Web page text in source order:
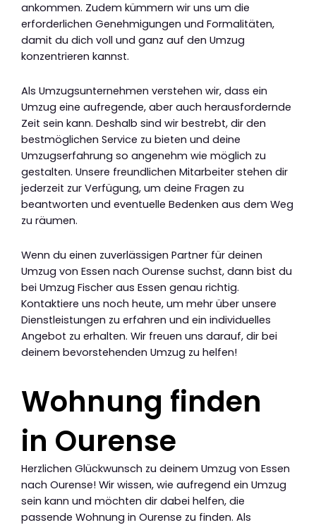
ankommen. Zudem kümmern wir uns um die
erforderlichen Genehmigungen und Formalitäten,
damit du dich voll und ganz auf den Umzug
konzentrieren kannst.
Als Umzugsunternehmen verstehen wir, dass ein
Umzug eine aufregende, aber auch herausfordernde
Zeit sein kann. Deshalb sind wir bestrebt, dir den
bestmöglichen Service zu bieten und deine
Umzugserfahrung so angenehm wie möglich zu
gestalten. Unsere freundlichen Mitarbeiter stehen dir
jederzeit zur Verfügung, um deine Fragen zu
beantworten und eventuelle Bedenken aus dem Weg
zu räumen.
Wenn du einen zuverlässigen Partner für deinen
Umzug von Essen nach Ourense suchst, dann bist du
bei Umzug Fischer aus Essen genau richtig.
Kontaktiere uns noch heute, um mehr über unsere
Dienstleistungen zu erfahren und ein individuelles
Angebot zu erhalten. Wir freuen uns darauf, dir bei
deinem bevorstehenden Umzug zu helfen!
Wohnung finden
in Ourense
Herzlichen Glückwunsch zu deinem Umzug von Essen
nach Ourense! Wir wissen, wie aufregend ein Umzug
sein kann und möchten dir dabei helfen, die
passende Wohnung in Ourense zu finden. Als